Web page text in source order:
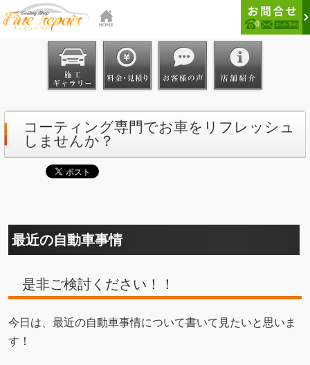
コーティング専門でお車をリフレッシュ
しませんか？
最近の自動車事情
是非ご検討ください！！
今日は、最近の自動車事情について書いて見たいと思いま
す！